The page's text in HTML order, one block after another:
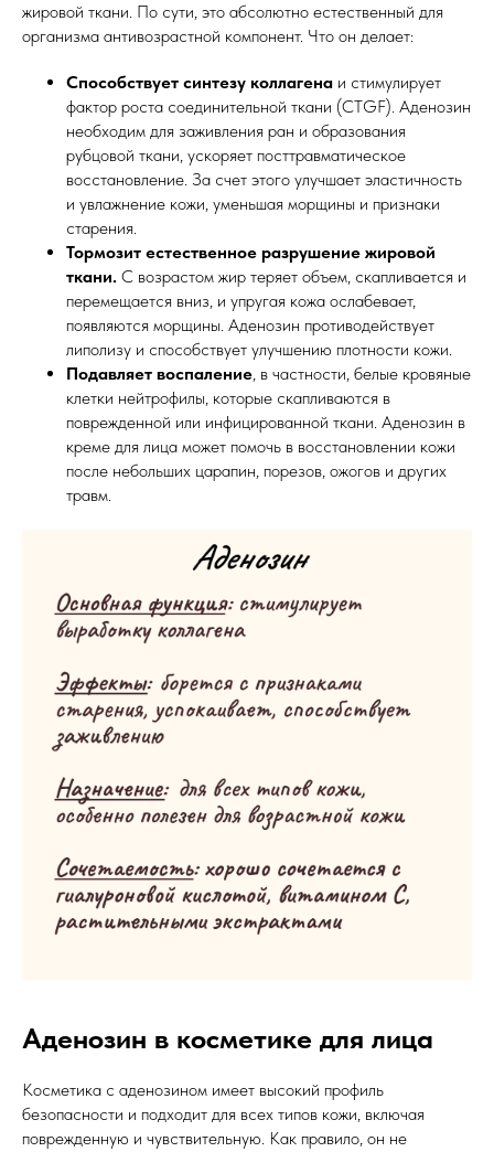
жировой ткани. По сути, это абсолютно естественный для
организма антивозрастной компонент. Что он делает:
Способствует синтезу коллагена и стимулирует
фактор роста соединительной ткани (CTGF). Аденозин
необходим для заживления ран и образования
рубцовой ткани, ускоряет посттравматическое
восстановление. За счет этого улучшает эластичность
и увлажнение кожи, уменьшая морщины и признаки
старения.
Тормозит естественное разрушение жировой
ткани. С возрастом жир теряет объем, скапливается и
перемещается вниз, и упругая кожа ослабевает,
появляются морщины. Аденозин противодействует
липолизу и способствует улучшению плотности кожи.
Подавляет воспаление, в частности, белые кровяные
клетки нейтрофилы, которые скапливаются в
поврежденной или инфицированной ткани. Аденозин в
креме для лица может помочь в восстановлении кожи
после небольших царапин, порезов, ожогов и других
травм.
Аденозин в косметике для лица
Косметика с аденозином имеет высокий профиль
безопасности и подходит для всех типов кожи, включая
поврежденную и чувствительную. Как правило, он не